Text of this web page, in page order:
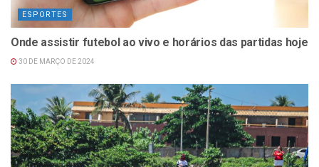
ESPORTES
Onde assistir futebol ao vivo e horários das partidas hoje
30 DE MARÇO DE 2024